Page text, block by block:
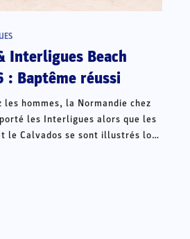
Interligues Beach
: Baptême réussi
les hommes, la Normandie chez
les Interligues alors que les
le Calvados se sont illustrés lors